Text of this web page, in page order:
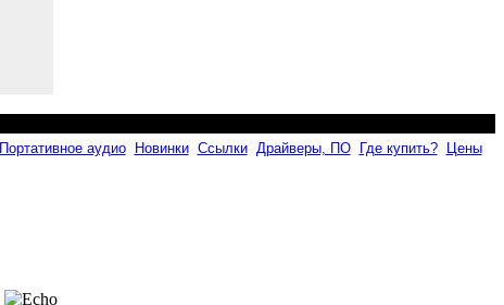
Портативное аудио Новинки Ссылки Драйверы, ПО Где купить? Цены